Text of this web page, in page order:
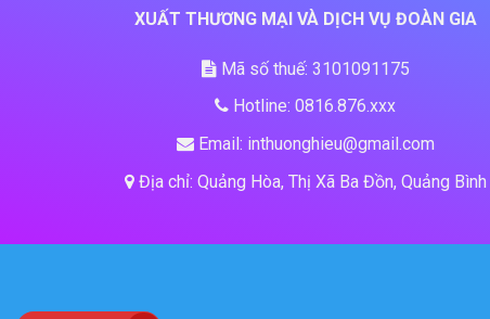
XUẤT THƯƠNG MẠI VÀ DỊCH VỤ ĐOÀN GIA
Mã số thuế: 3101091175
Hotline: 0816.876.xxx
Email: inthuonghieu@gmail.com
Địa chỉ: Quảng Hòa, Thị Xã Ba Đồn, Quảng Bình